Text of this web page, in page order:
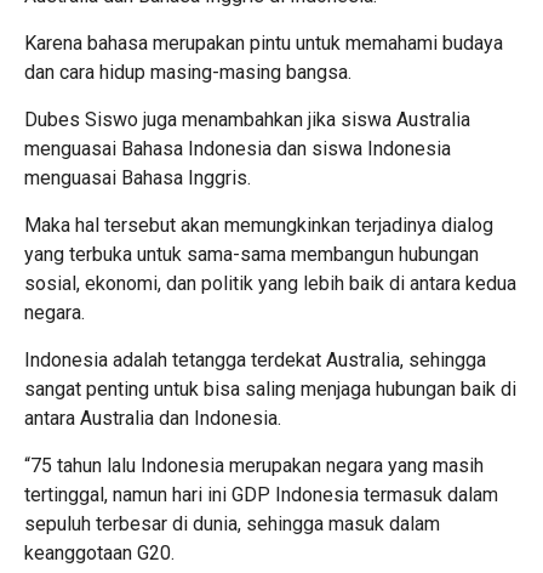
Karena bahasa merupakan pintu untuk memahami budaya
dan cara hidup masing-masing bangsa.
Dubes Siswo juga menambahkan jika siswa Australia
menguasai Bahasa Indonesia dan siswa Indonesia
menguasai Bahasa Inggris.
Maka hal tersebut akan memungkinkan terjadinya dialog
yang terbuka untuk sama-sama membangun hubungan
sosial, ekonomi, dan politik yang lebih baik di antara kedua
negara.
Indonesia adalah tetangga terdekat Australia, sehingga
sangat penting untuk bisa saling menjaga hubungan baik di
antara Australia dan Indonesia.
“75 tahun lalu Indonesia merupakan negara yang masih
tertinggal, namun hari ini GDP Indonesia termasuk dalam
sepuluh terbesar di dunia, sehingga masuk dalam
keanggotaan G20.